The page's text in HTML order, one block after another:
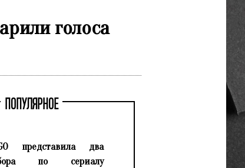
голоса
ПОПУЛЯРНОЕ
представила два
по сериалу